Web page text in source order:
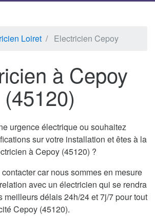
Loiret Electricien Cepoy
à Cepoy
(45120)
urgence électrique ou souhaitez
sur votre installation et êtes à la
à Cepoy (45120) ?
car nous sommes en mesure
avec un électricien qui se rendra
meilleurs délais 24h/24 et 7j/7 pour tout
Cepoy (45120).